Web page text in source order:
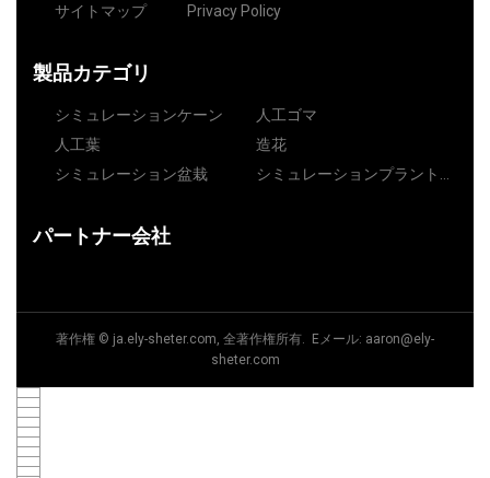
サイトマップ
Privacy Policy
製品カテゴリ
シミュレーションケーン
人工ゴマ
人工葉
造花
シミュレーション盆栽
シミュレーションプラント芝
パートナー会社
著作権 © ja.ely-sheter.com, 全著作権所有. Eメール: aaron@ely-
sheter.com